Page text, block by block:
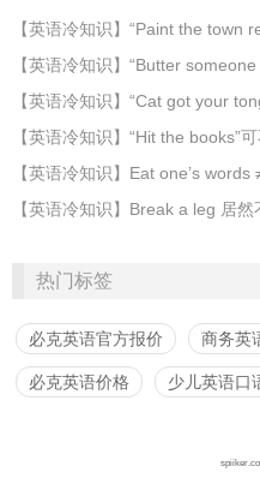
【英语冷知识】“Paint the town
【英语冷知识】“Butter
【英语冷知识】“Cat got your
【英语冷知识】“Hit the books”可
【英语冷知识】Eat one’s words
【英语冷知识】Break a leg 居然
热门标签
必克英语官方报价 商务英
必克英语价格 少儿英语口